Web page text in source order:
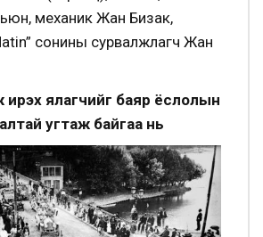
механик Жан Бизак,
сонины сурвалжлагч Жан
ялагчийг баяр ёслолын
угтаж байгаа нь